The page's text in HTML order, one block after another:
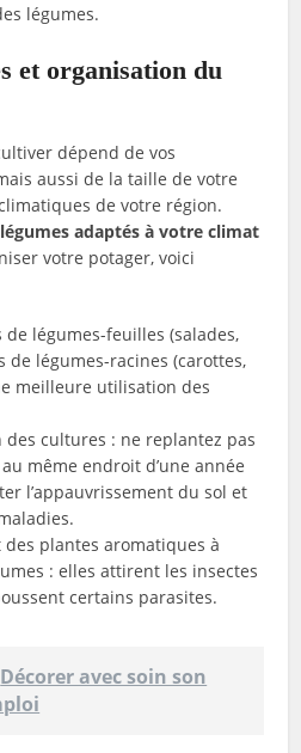
légumes.
et organisation du
dépend de vos
aussi de la taille de votre
de votre région.
adaptés à votre climat
votre potager, voici
légumes-feuilles (salades,
de légumes-racines (carottes,
meilleure utilisation des
cultures : ne replantez pas
même endroit d’une année
l’appauvrissement du sol et
des plantes aromatiques à
: elles attirent les insectes
certains parasites.
Décorer avec soin son